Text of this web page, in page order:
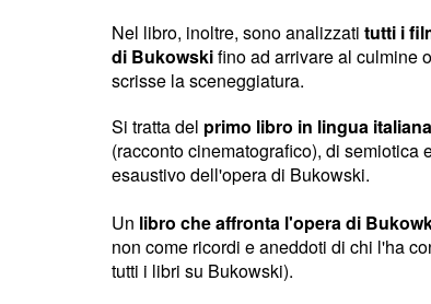
Nel libro, inoltre, sono analizzati tutti i
di Bukowskifino ad arrivare al culmine
scrisse la sceneggiatura.
Si tratta del primo libro in lingua
(racconto cinematografico), di semiotica
esaustivo dell'opera di Bukowski.
Un libro che affronta l'opera di
non come ricordi e aneddoti di chi l'ha
tutti i libri su Bukowski).